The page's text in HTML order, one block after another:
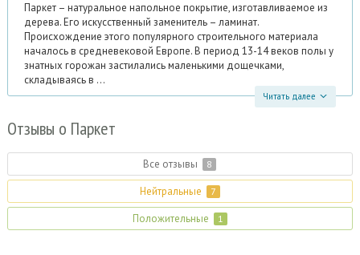
Паркет – натуральное напольное покрытие, изготавливаемое из
дерева. Его искусственный заменитель – ламинат.
Происхождение этого популярного строительного материала
началось в средневековой Европе. В период 13-14 веков полы у
знатных горожан застилались маленькими дощечками,
складываясь в ...
Читать далее
Отзывы о Паркет
Все отзывы 8
Нейтральные 7
Положительные 1